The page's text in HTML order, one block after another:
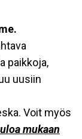
paikkoja,
uusiin
Voit myös
mukaan